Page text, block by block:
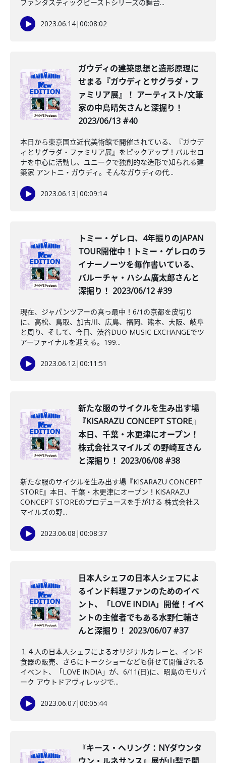
ファンタスティックビーストシリーズの舞台...
2023.06.14|00:08:02
ガウディの建築思想と造形原理に
せまる『ガウディとサグラダ・フ
ァミリア展』！ アーティスト/文筆
家の中島晴矢さんと深掘り！
2023/06/13 #40
本日から東京国立近代美術館で開催されている、『ガウデ
ィとサグラダ・ファミリア展』をピックアップ！バルセロ
ナを中心に活動し、ユニークで独創的な造形で知られる建
築家 アントニ・ガウディ。そんなガウディの代...
2023.06.13 |00:09:14
トミー・ゲレロ、4年振りのJAPAN
TOUR開催中！トミー・ゲレロのラ
イナーノーツを毎作書いている、
バルーチャ・ハシム廣太郎さんと
深掘り！ 2023/06/12 #39
現在、ジャパンツアーの真っ最中！6/1の京都を皮切り
に、高松、鳥取、加古川、広島、福岡、熊本、大阪、岐阜
と周り、そして、今日、渋谷DUO MUSIC EXCHANGEでツ
アーファイナルを迎える。199...
2023.06.12|00:11:51
新たな服のサイクルを生み出す場
『KISARAZU CONCEPT STORE』
本日、千葉・木更津にオープン！
株式会社スマイルズ の野崎亙さん
と深掘り！ 2023/06/08 #38
新たな服のサイクルを生み出す場『KISARAZU CONCEPT
STORE』本日、千葉・木更津にオープン！KISARAZU
CONCEPT STOREのプロデュースを手がける 株式会社ス
マイルズの野...
2023.06.08 |00:08:37
日本人シェフの日本人シェフによ
るインド料理ファンのためのイベ
ント、「LOVE INDIA」開催！イベ
ントの主催者でもある水野仁輔さ
んと深掘り！ 2023/06/07 #37
１４人の日本人シェフによるオリジナルカレーと、インド
食器の販売、さらにトークショーなども併せて開催される
イベント、「LOVE INDIA」が、6/11(日)に、昭島のモリパ
ーク アウトドアヴィレッジで...
2023.06.07|00:05:44
『キース・ヘリング：NYダウンタ